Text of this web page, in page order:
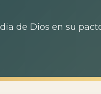
de Dios en su